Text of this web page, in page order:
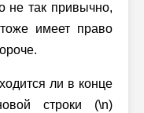
не так привычно,
имеет право
ли в конце
строки (\n)